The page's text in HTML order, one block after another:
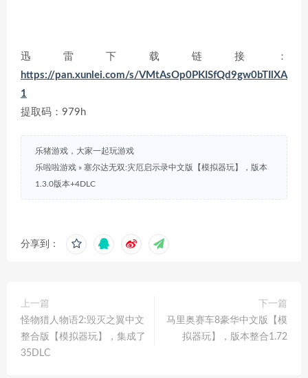
迅雷下载链接：
https://pan.xunlei.com/s/VMtAsOp0PKISfQd9gw0bTIlXA
1
提取码：979h
乐猪游戏，大家一起玩游戏
乐啦啦游戏 » 塞尔达无双:灾厄启示录中文版【模拟器玩】，版本
1.3.0版本+4DLC
分享到：
上一篇
怪物猎人物语2:毁灭之翼中文
整合版【模拟器玩】，集成了
35DLC
下一篇
马里奥赛车8豪华中文版【模
拟器玩】，版本整合1.72